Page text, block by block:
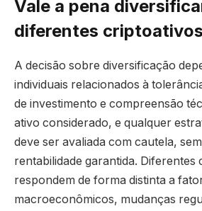
Vale a pena
diferentes
A decisão sobre diversificação
individuais relacionados à
de investimento e compreensão
ativo considerado, e qualquer
deve ser avaliada com cautela,
rentabilidade garantida. Diferentes
respondem de forma distinta a
macroeconômicos, mudanças